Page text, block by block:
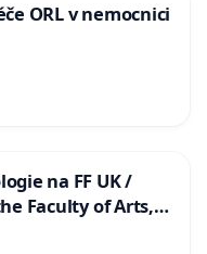
ORL v nemocnici
na FF UK /
Faculty of Arts,